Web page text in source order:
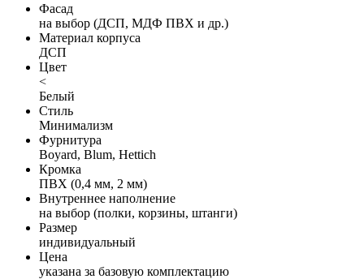
Фасад
на выбор (ДСП, МДФ ПВХ и др.)
Материал корпуса
ДСП
Цвет
<
Белый
Стиль
Минимализм
Фурнитура
Boyard, Blum, Hettich
Кромка
ПВХ (0,4 мм, 2 мм)
Внутреннее наполнение
на выбор (полки, корзины, штанги)
Размер
индивидуальный
Цена
указана за базовую комплектацию